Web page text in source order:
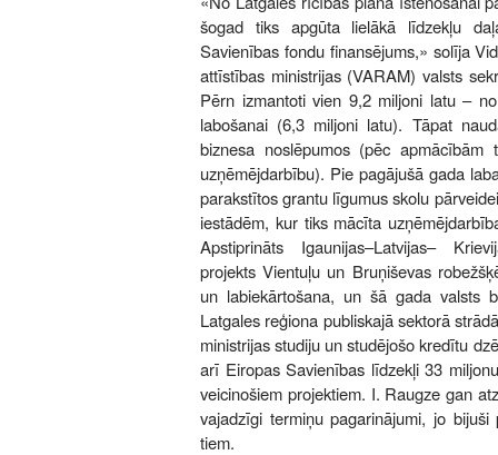
šogad tiks apgūta lielākā līdzekļu
Savienības fondu finansējums,» solīja
attīstības ministrijas (VARAM) valsts
Pērn izmantoti vien 9,2 miljoni latu –
labošanai (6,3 miljoni latu). Tāpat
biznesa noslēpumos (pēc
uzņēmējdarbību). Pie pagājušā gada
parakstītos grantu līgumus skolu
iestādēm, kur tiks mācīta
Apstiprināts Igaunijas–Latvijas–
projekts Vientuļu un Bruņiševas
un labiekārtošana, un šā gada valsts
Latgales reģiona publiskajā sektorā
ministrijas studiju un studējošo kredītu
arī Eiropas Savienības līdzekļi 33
veicinošiem projektiem. I. Raugze gan
vajadzīgi termiņu pagarinājumi, jo
tiem.